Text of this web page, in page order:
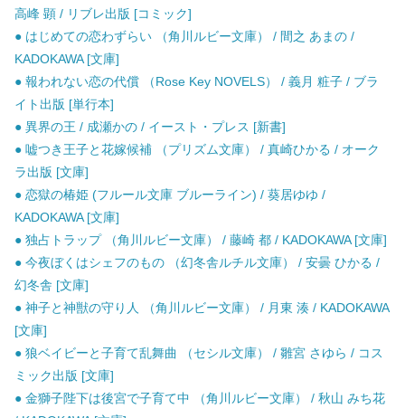
高峰 顕 / リブレ出版 [コミック]
● はじめての恋わずらい （角川ルビー文庫） / 間之 あまの /
KADOKAWA [文庫]
● 報われない恋の代償 （Rose Key NOVELS） / 義月 粧子 / ブラ
イト出版 [単行本]
● 異界の王 / 成瀬かの / イースト・プレス [新書]
● 嘘つき王子と花嫁候補 （プリズム文庫） / 真崎ひかる / オーク
ラ出版 [文庫]
● 恋獄の椿姫 (フルール文庫 ブルーライン) / 葵居ゆゆ /
KADOKAWA [文庫]
● 独占トラップ （角川ルビー文庫） / 藤崎 都 / KADOKAWA [文庫]
● 今夜ぼくはシェフのもの （幻冬舎ルチル文庫） / 安曇 ひかる /
幻冬舎 [文庫]
● 神子と神獣の守り人 （角川ルビー文庫） / 月東 湊 / KADOKAWA
[文庫]
● 狼ベイビーと子育て乱舞曲 （セシル文庫） / 雛宮 さゆら / コス
ミック出版 [文庫]
● 金獅子陛下は後宮で子育て中 （角川ルビー文庫） / 秋山 みち花